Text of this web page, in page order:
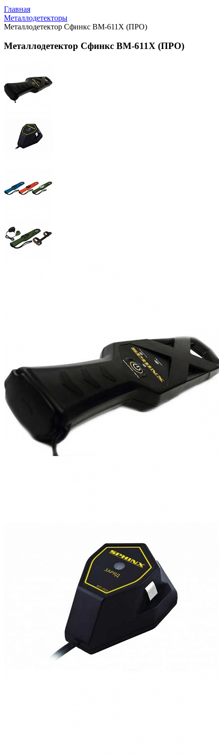
Главная
Металлодетекторы
Металлодетектор Сфинкс ВМ-611Х (ПРО)
Металлодетектор Сфинкс ВМ-611Х (ПРО)